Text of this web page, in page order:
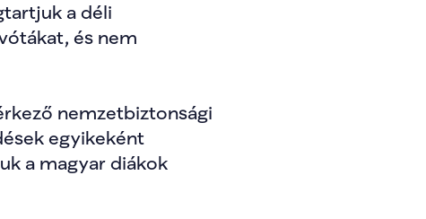
a déli
és nem
nemzetbiztonsági
egyikeként
a magyar diákok